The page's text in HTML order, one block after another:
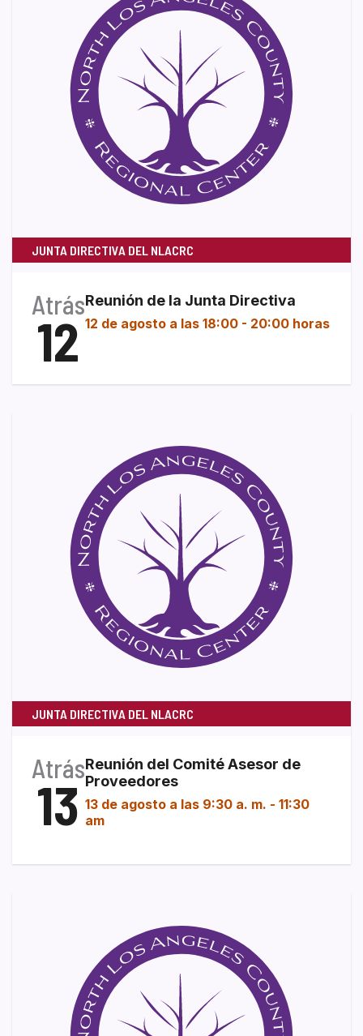
JUNTA DIRECTIVA DEL NLACRC
Atrás
12
Reunión de la Junta Directiva
12 de agosto a las 18:00 - 20:00 horas
JUNTA DIRECTIVA DEL NLACRC
Atrás
13
Reunión del Comité Asesor de
Proveedores
13 de agosto a las 9:30 a. m. - 11:30
am